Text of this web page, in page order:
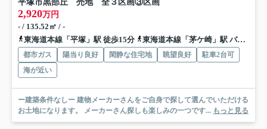
平塚市黒部丘 売地 全３区画③区画
2,920万円
- / 135.52㎡ / -
東海道本線「平塚」駅 徒歩15分
東海道本線「茅ケ崎」駅 バス19分 神奈川中央交通「平塚駅北口」 停歩22分
都市ガス 陽当り良好 閑静な住宅地 眺望良好
駐車2台可
海が近い
ー建築条件なしー 建物メーカーさんをご自身で探して選んでいただける
お土地になります。 メーカーさん探しも楽しみの一つです... もっと見る